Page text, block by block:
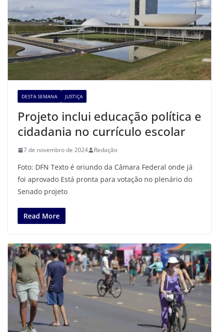
DESTA SEMANA JUSTIÇA
Projeto inclui educação política e
cidadania no currículo escolar
7 de novembro de 2024 Redação
Foto: DFN Texto é oriundo da Câmara Federal onde já
foi aprovado Está pronta para votação no plenário do
Senado projeto
Read More